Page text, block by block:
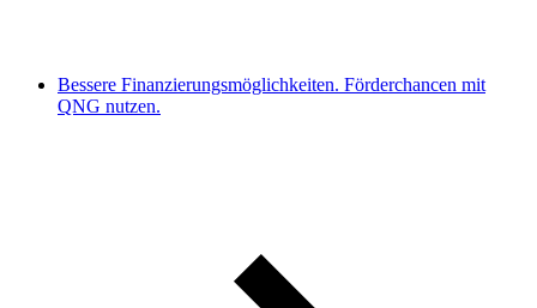
Bessere Finanzierungsmöglichkeiten. Förderchancen mit
QNG nutzen.